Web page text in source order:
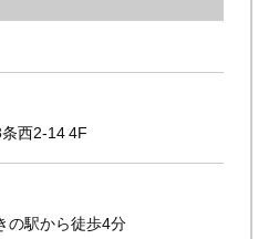
西2-14 4F
の駅から徒歩4分